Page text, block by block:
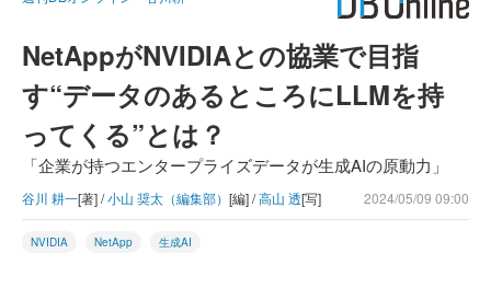
NetAppがNVIDIAとの協業で目指
す“データのあるところにLLMを持
ってくる”とは？
「企業が持つエンタープライズデータが生成AIの原動力」
谷川 耕一[著] /小山 奨太（編集部） [編] /高山 透[写] 2024/05/09 09:00
NVIDIA NetApp 生成AI